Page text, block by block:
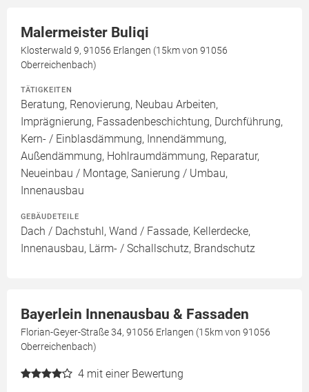
Malermeister Buliqi
Klosterwald 9, 91056 Erlangen (15km von 91056
Oberreichenbach)
TÄTIGKEITEN
Beratung, Renovierung, Neubau Arbeiten,
Imprägnierung, Fassadenbeschichtung, Durchführung,
Kern- / Einblasdämmung, Innendämmung,
Außendämmung, Hohlraumdämmung, Reparatur,
Neueinbau / Montage, Sanierung / Umbau,
Innenausbau
GEBÄUDETEILE
Dach / Dachstuhl, Wand / Fassade, Kellerdecke,
Innenausbau, Lärm- / Schallschutz, Brandschutz
Bayerlein Innenausbau & Fassaden
Florian-Geyer-Straße 34, 91056 Erlangen (15km von 91056
Oberreichenbach)
4 mit einer Bewertung